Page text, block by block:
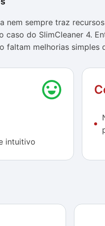
nem sempre traz
caso do SlimCleaner 4.
faltam melhorias
ponto é, sem dúvida, a
em uma máquina. Isso
das aplicações.
fazer uma
simplificar ainda mais
alguns de seus
intuitivo